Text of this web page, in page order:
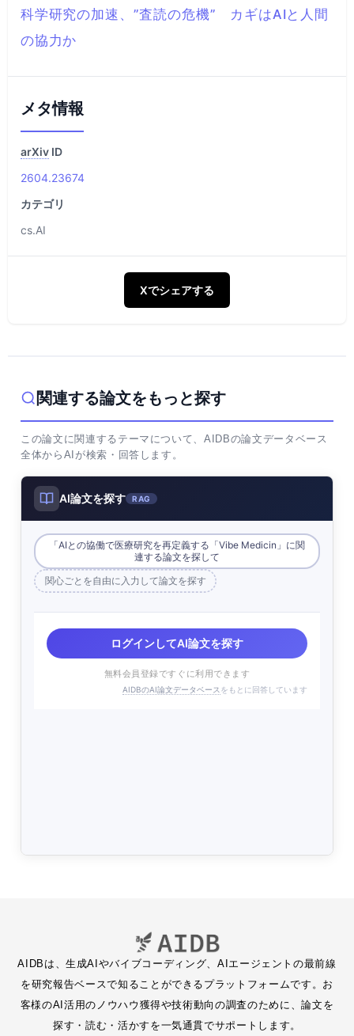
科学研究の加速、”査読の危機” カギはAIと人間
の協力か
メタ情報
arXiv ID
2604.23674
カテゴリ
cs.AI
Xでシェアする
関連する論文をもっと探す
この論文に関連するテーマについて、AIDBの論文データベース
全体からAIが検索・回答します。
AI論文を探す RAG
「AIとの協働で医療研究を再定義する「Vibe Medicin」に関
連する論文を探して
関心ごとを自由に入力して論文を探す
ログインしてAI論文を探す
無料会員登録ですぐに利用できます
AIDBのAI論文データベース をもとに回答しています
AIDBは、生成AIやバイブコーディング、AIエージェントの最前線
を研究報告ベースで知ることができるプラットフォームです。お
客様のAI活用のノウハウ獲得や技術動向の調査のために、論文を
探す・読む・活かすを一気通貫でサポートします。